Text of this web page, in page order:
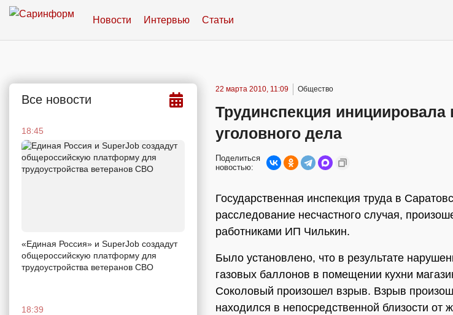
Новости Интервью Статьи
Все новости
18:45
«Единая Россия» и SuperJob создадут
общероссийскую платформу для
трудоустройства ветеранов СВО
18:39
22 марта 2010, 11:09 Общество
Трудинспекция инициировала
уголовного дела
Поделиться
новостью:
Государственная инспекция труда в
расследование несчастного случая,
работниками ИП Чилькин.
Было установлено, что в результате
газовых баллонов в помещении кухни
Соколовый произошел взрыв. Взрыв
находился в непосредственной близости